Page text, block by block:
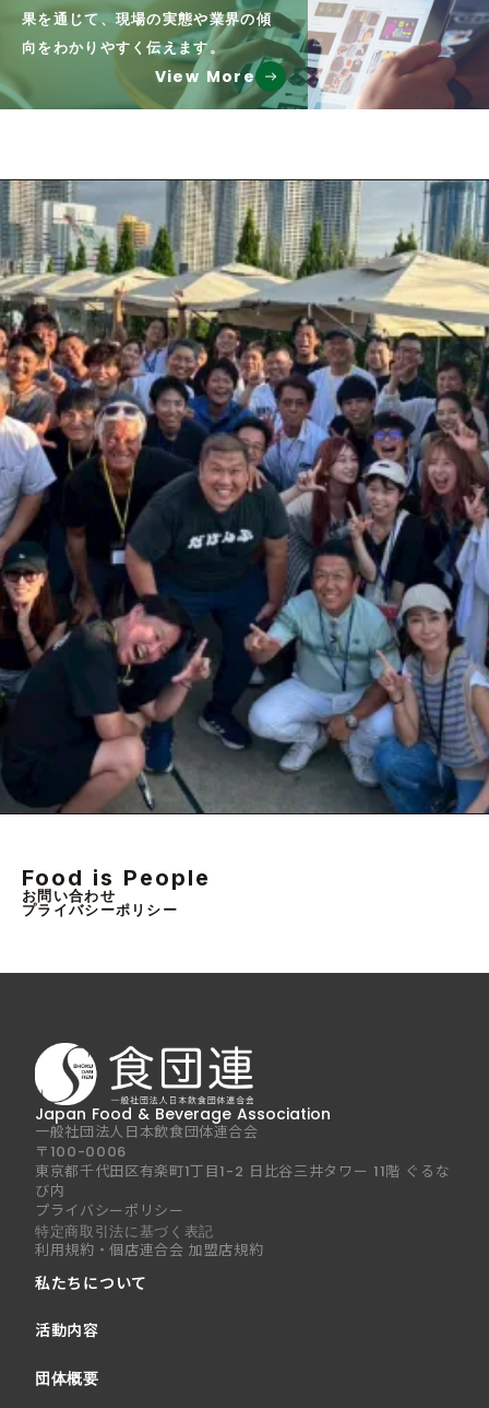
果を通じて、現場の実態や業界の傾
向をわかりやすく伝えます。
View More
Food is People
お問い合わせ
プライバシーポリシー
Japan Food & Beverage Association
一般社団法人日本飲食団体連合会
〒100-0006
東京都千代田区有楽町1丁目1-2 日比谷三井タワー 11階 ぐるな
び内
プライバシーポリシー
特定商取引法に基づく表記
利用規約・個店連合会 加盟店規約
私たちについて
活動内容
団体概要